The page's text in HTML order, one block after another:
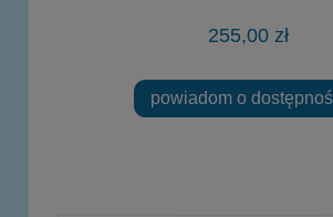
255,00 zł
powiadom o